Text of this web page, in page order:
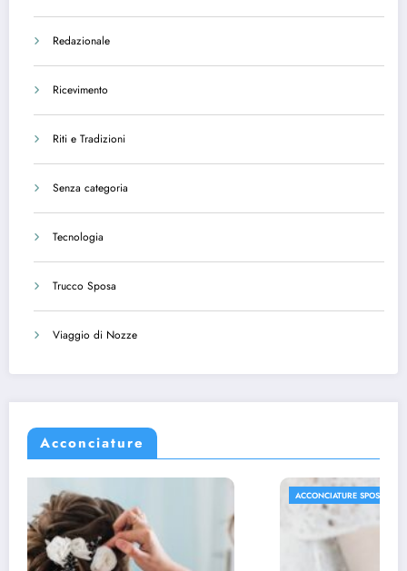
Redazionale
Ricevimento
Riti e Tradizioni
Senza categoria
Tecnologia
Trucco Sposa
Viaggio di Nozze
Acconciature
ACCONCIATURE SPOSA